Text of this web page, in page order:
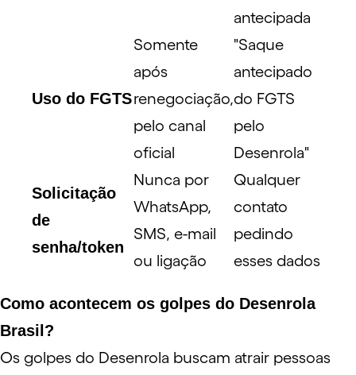
antecipada
Uso do FGTS
Somente
após
renegociação,
pelo canal
oficial
"Saque
antecipado
do FGTS
pelo
Desenrola"
Solicitação
de
senha/token
Nunca por
WhatsApp,
SMS, e-mail
ou ligação
Qualquer
contato
pedindo
esses dados
Como acontecem os golpes do Desenrola
Brasil?
Os golpes do Desenrola buscam atrair pessoas